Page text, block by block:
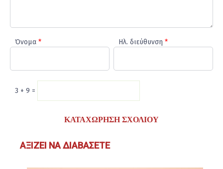
Όνομα * Ηλ. διεύθυνση *
3 + 9 =
ΑΞΊΖΕΙ ΝΑ ΔΙΑΒΆΣΕΤΕ